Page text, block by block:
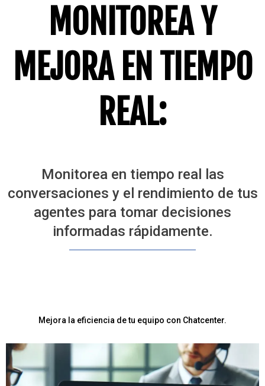
MONITOREA Y
MEJORA EN TIEMPO
REAL:
Monitorea en tiempo real las
conversaciones y el rendimiento de tus
agentes para tomar decisiones
informadas rápidamente.
Mejora la eficiencia de tu equipo con Chatcenter.